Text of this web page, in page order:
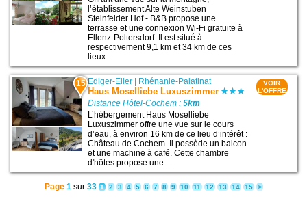
l’établissement Alte Weinstuben
Steinfelder Hof - B&B propose une
terrasse et une connexion Wi-Fi gratuite à
Ellenz-Poltersdorf. Il est situé à
respectivement 9,1 km et 34 km de ces
lieux ...
15 Ediger-Eller Rhénanie-Palatinat
Haus Moselliebe Luxuszimmer
Distance Hôtel-Cochem :5km
L’hébergement Haus Moselliebe
Luxuszimmer offre une vue sur le cours
d’eau, à environ 16 km de ce lieu d’intérêt :
Château de Cochem. Il possède un balcon
et une machine à café. Cette chambre
d'hôtes propose une ...
VOIR
L'OFFRE
Page 1sur 33 1 2 3 4 5 6 7 8 9 10 11 12 13 14 15 >